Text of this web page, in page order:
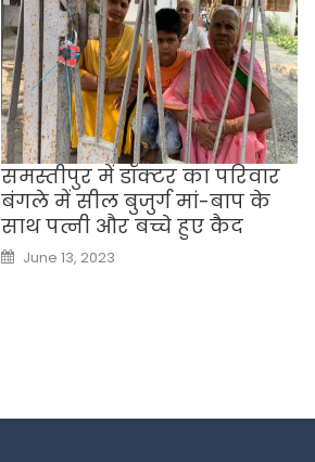
समस्तीपुर में डॉक्टर का परिवार
बंगले में सील बुजुर्ग मां-बाप के
साथ पत्नी और बच्चे हुए कैद
Posted
on
June 13, 2023